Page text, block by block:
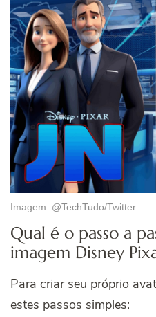
Imagem: @TechTudo/Twitter
Qual é o passo a
imagem Disney
Para criar seu próprio
estes passos simples: